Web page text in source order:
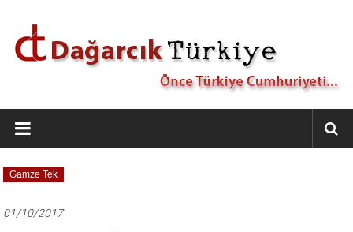
Dağarcık
Türkiye
Önce
Türkiye
Gamze Tek
01/10/2017